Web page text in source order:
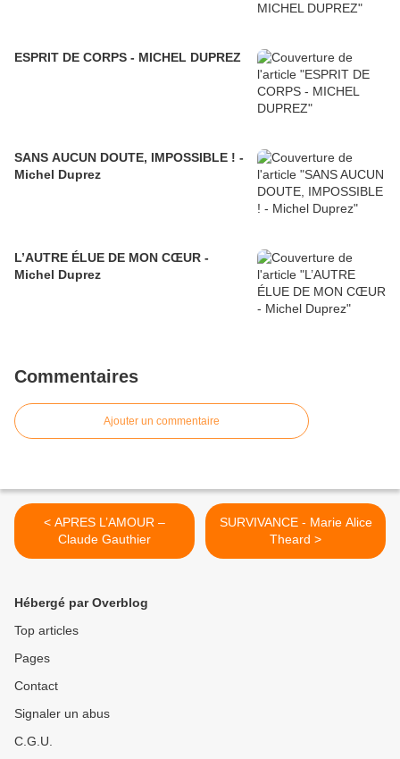
ESPRIT DE CORPS - MICHEL DUPREZ
SANS AUCUN DOUTE, IMPOSSIBLE ! -
Michel Duprez
L’AUTRE ÉLUE DE MON CŒUR -
Michel Duprez
Commentaires
Ajouter un commentaire
< APRES L’AMOUR –
Claude Gauthier
SURVIVANCE - Marie Alice
Theard >
Hébergé par Overblog
Top articles
Pages
Contact
Signaler un abus
C.G.U.